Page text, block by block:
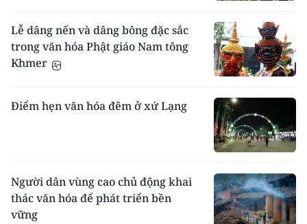
Tết Chuôn chnam Thmây tổ chức từ ngày 1
đến ngày 3 đầu tháng Chét (theo Phật lịch)
vào khoảng tháng 4 dương lịch.
rằm tháng 10 âm lịch, trong lễ này có đua
: Thờ Phật, tổ tiên và thực hành các
nghi lễ nông nghiệp như cúng thần ruộng
mặt trăng (ok ang bok).
Học: Con trai khi lớn đều được cha mẹ gửi
vào chùa làm sư từ 3 đến 5 năm. Họ được
Lễ dâng nến và dâng bông đặc sắc
trong văn hóa Phật giáo Nam tông
Khmer
Điểm hẹn văn hóa đêm ở xứ Lạng
Người dân vùng cao chủ động khai
thác văn hóa để phát triển bền
vững